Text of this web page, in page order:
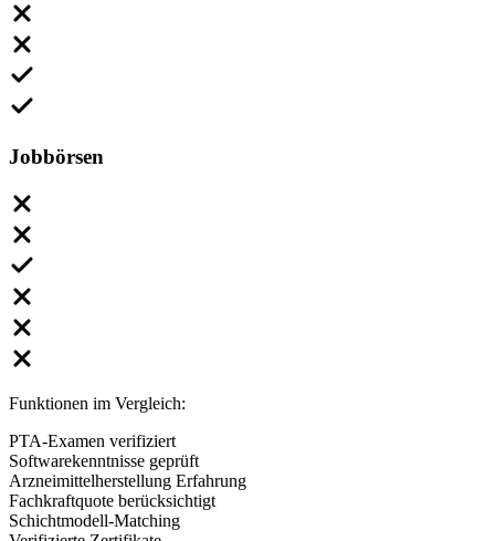
Jobbörsen
Funktionen im Vergleich:
PTA-Examen verifiziert
Softwarekenntnisse geprüft
Arzneimittelherstellung Erfahrung
Fachkraftquote berücksichtigt
Schichtmodell-Matching